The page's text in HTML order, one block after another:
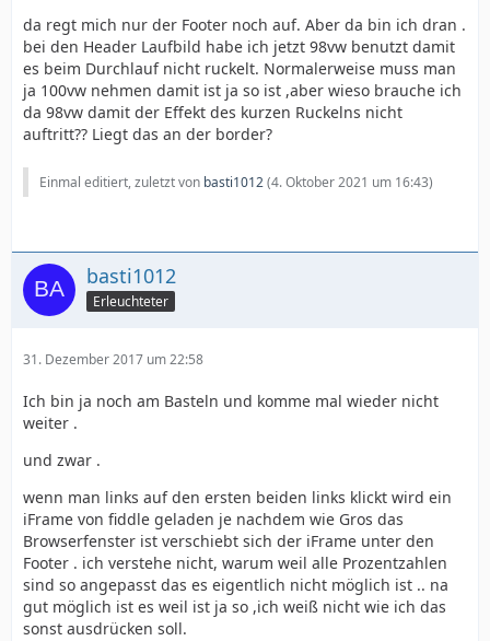
da regt mich nur der Footer noch auf. Aber da bin ich dran .
bei den Header Laufbild habe ich jetzt 98vw benutzt damit
es beim Durchlauf nicht ruckelt. Normalerweise muss man
ja 100vw nehmen damit ist ja so ist ,aber wieso brauche ich
da 98vw damit der Effekt des kurzen Ruckelns nicht
auftritt?? Liegt das an der border?
Einmal editiert, zuletzt von basti1012(4. Oktober 2021 um 16:43)
basti1012
Erleuchteter
31. Dezember 2017 um 22:58
Ich bin ja noch am Basteln und komme mal wieder nicht
weiter .
und zwar .
wenn man links auf den ersten beiden links klickt wird ein
iFrame von fiddle geladen je nachdem wie Gros das
Browserfenster ist verschiebt sich der iFrame unter den
Footer . ich verstehe nicht, warum weil alle Prozentzahlen
sind so angepasst das es eigentlich nicht möglich ist .. na
gut möglich ist es weil ist ja so ,ich weiß nicht wie ich das
sonst ausdrücken soll.